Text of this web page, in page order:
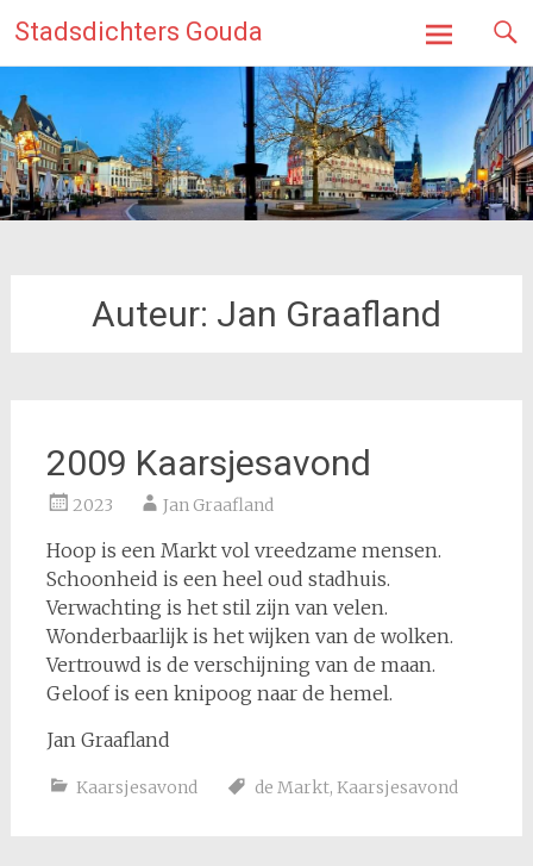
naar
de
inhoud
Stadsdichters Gouda
Auteur: Jan Graafland
2009 Kaarsjesavond
2023 Jan Graafland
Hoop is een Markt vol vreedzame mensen.
Schoonheid is een heel oud stadhuis.
Verwachting is het stil zijn van velen.
Wonderbaarlijk is het wijken van de wolken.
Vertrouwd is de verschijning van de maan.
Geloof is een knipoog naar de hemel.
Jan Graafland
Kaarsjesavond de Markt, Kaarsjesavond